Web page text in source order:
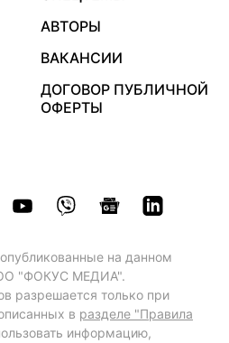
АВТОРЫ
ВАКАНСИИ
ДОГОВОР ПУБЛИЧНОЙ
ОФЕРТЫ
на данном
"ФОКУС МЕДИА".
разрешается только при
в разделе "Правила
информацию,